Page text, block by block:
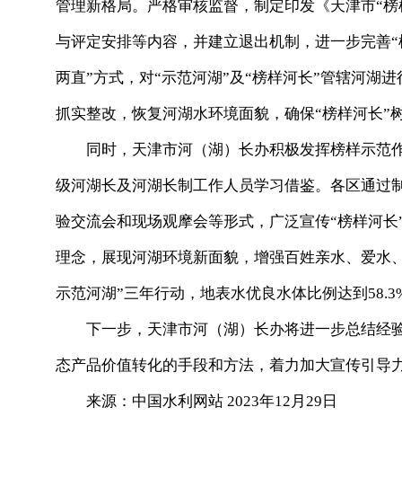
管理新格局。严格审核监督，制定印发《天津市“
与评定安排等内容，并建立退出机制，进一步完善
两直”方式，对“示范河湖”及“榜样河长”管辖河湖
抓实整改，恢复河湖水环境面貌，确保“榜样河长”
同时，天津市河（湖）长办积极发挥榜样示范
级河湖长及河湖长制工作人员学习借鉴。各区通
验交流会和现场观摩会等形式，广泛宣传“榜样河
理念，展现河湖环境新面貌，增强百姓亲水、爱水
示范河湖”三年行动，地表水优良水体比例达到
下一步，天津市河（湖）长办将进一步总结经
态产品价值转化的手段和方法，着力加大宣传引
来源：中国水利网站 2023年12月29日